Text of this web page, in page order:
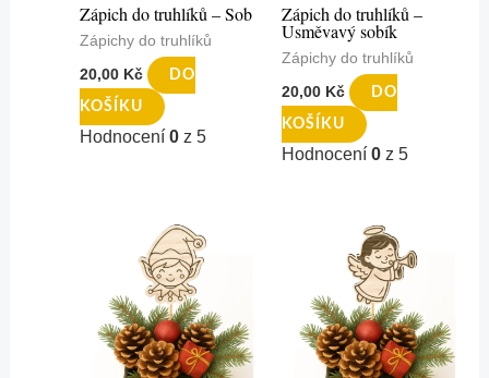
Zápich do truhlíků – Sob
Zápichy do truhlíků
20,00 Kč DO
KOŠÍKU
Hodnocení 0z 5
Zápich do truhlíků –
Usměvavý sobík
Zápichy do truhlíků
20,00 Kč DO
KOŠÍKU
Hodnocení 0 z 5